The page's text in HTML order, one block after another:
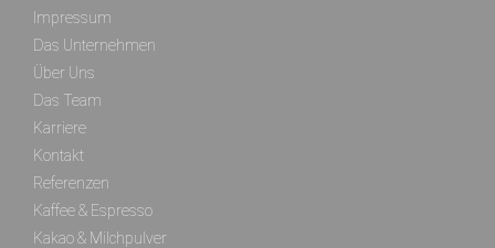
Impressum
Das Unternehmen
Über Uns
Das Team
Karriere
Kontakt
Referenzen
Kaffee & Espresso
Kakao & Milchpulver